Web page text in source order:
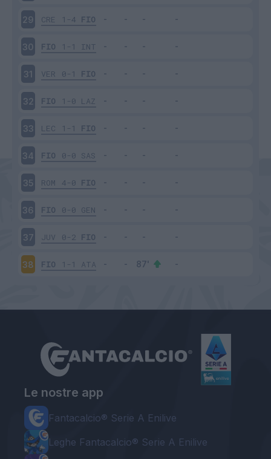
29 CRE 1-4 FIO
30 FIO 1-1 INT
31 VER 0-1 FIO
32 FIO 1-0 LAZ
33 LEC 1-1 FIO
34 FIO 0-0 SAS
35 ROM 4-0 FIO
36 FIO 0-0 GEN
37 JUV 0-2 FIO
38 FIO 1-1 ATA
Le nostre app
Fantacalcio® Serie A Enilive
Leghe Fantacalcio® Serie A Enilive